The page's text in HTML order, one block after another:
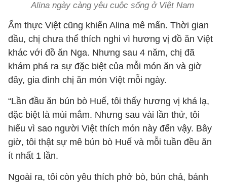
Alina ngày càng yêu cuộc sống ở Việt Nam
Ẩm thực Việt cũng khiến Alina mê mẩn. Thời gian
đầu, chị chưa thể thích nghi vì hương vị đồ ăn Việt
khác với đồ ăn Nga. Nhưng sau 4 năm, chị đã
khám phá ra sự đặc biệt của mỗi món ăn và giờ
đây, gia đình chị ăn món Việt mỗi ngày.
“Lần đầu ăn bún bò Huế, tôi thấy hương vị khá lạ,
đặc biệt là mùi mắm. Nhưng sau vài lần thử, tôi
hiểu vì sao người Việt thích món này đến vậy. Bây
giờ, tôi thật sự mê bún bò Huế và mỗi tuần đều ăn
ít nhất 1 lần.
Ngoài ra, tôi còn yêu thích phở bò, bún chả, bánh